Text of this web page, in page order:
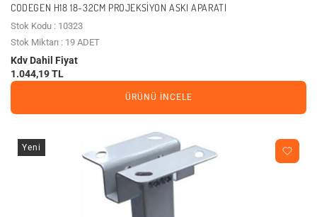
CODEGEN H18 18-32CM PROJEKSIYON ASKI APARATI
Stok Kodu : 10323
Stok Miktarı : 19 ADET
Kdv Dahil Fiyat
1.044,19 TL
ÜRÜNÜ İNCELE
Yeni